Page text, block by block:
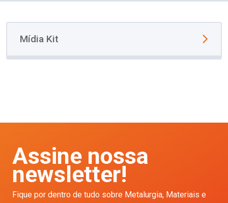
Mídia Kit
Assine nossa
newsletter!
Fique por dentro de tudo sobre Metalurgia, Materiais e